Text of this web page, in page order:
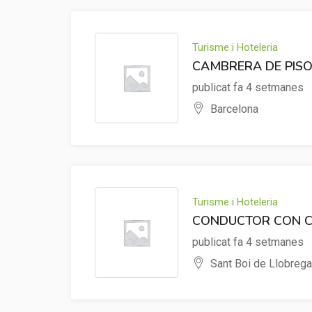
Turisme i Hoteleria
CAMBRERA DE
publicat fa 4 setmanes
Barcelona
Turisme i Hoteleria
CONDUCTOR CON C
publicat fa 4 setmanes
Sant Boi de